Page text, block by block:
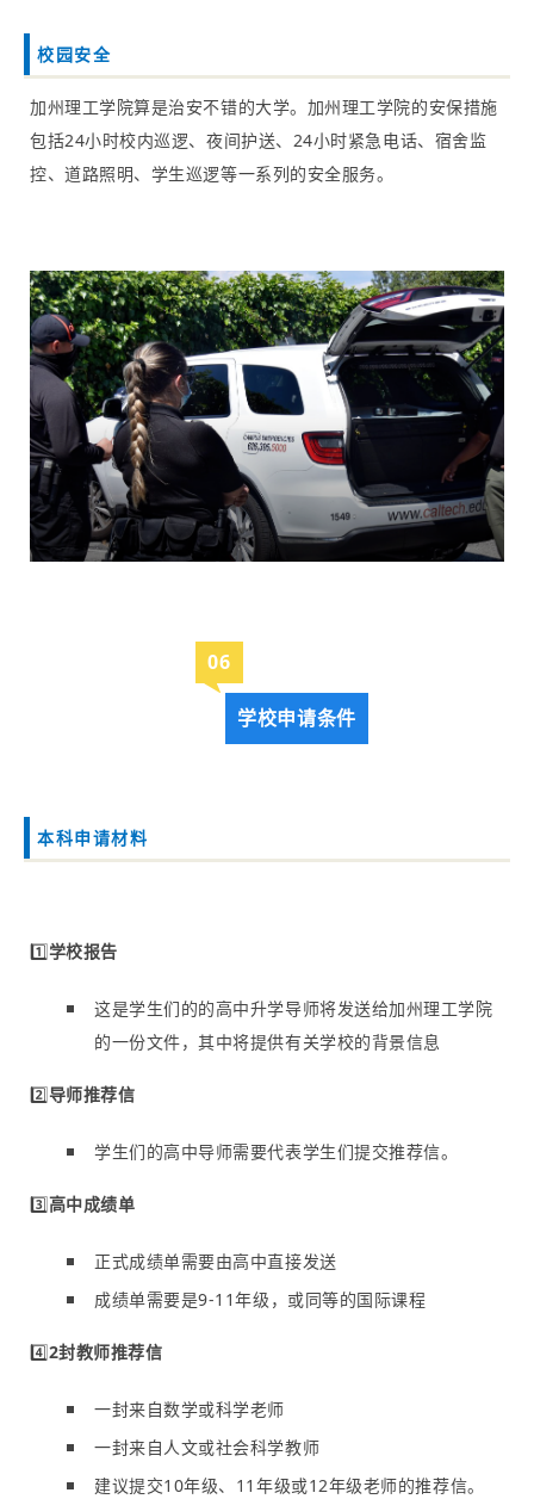
校园安全
加州理工学院算是治安不错的大学。 加州理工学院的安保措施
包括24小时校内巡逻、夜间护送、24小时紧急电话、宿舍监
控、道路照明、学生巡逻等一系列的安全服务。
06
学校申请条件
本科申请材料
1️⃣学校报告
这是学生们的的高中升学导师将发送给加州理工学院
的一份文件，其中将提供有关学校的背景信息
2️⃣导师推荐信
学生们的高中导师需要代表学生们提交推荐信。
3️⃣高中成绩单
正式成绩单需要由高中直接发送
成绩单需要是9-11年级，或同等的国际课程
4️⃣2封教师推荐信
一封来自数学或科学老师
一封来自人文或社会科学教师
建议提交10年级、11年级或12年级老师的推荐信。